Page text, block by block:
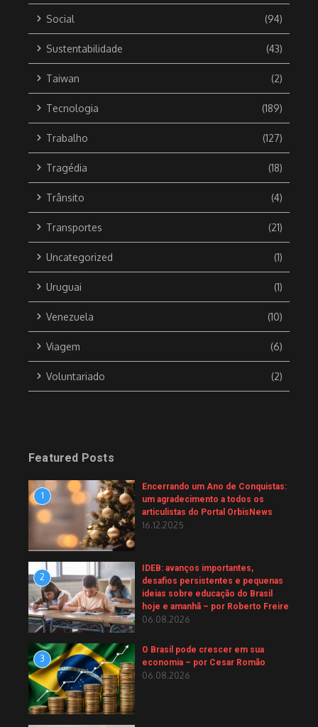
Social (94)
Sustentabilidade (43)
Taiwan (2)
Tecnologia (189)
Trabalho (127)
Tragédia (18)
Trânsito (4)
Transportes (21)
Uncategorized (1)
Uruguai (1)
Venezuela (10)
Viagem (6)
Voluntariado (2)
Featured Posts
1
Encerrando um Ano de Conquistas:
um agradecimento a todos os
articulistas do Portal OrbisNews
16.12.2025
2
IDEB: avanços importantes,
desafios persistentes e pequenas
ideias sobre educação do Brasil
hoje e amanhã – por Roberto Freire
06.08.2026
3
O Brasil pode crescer em sua
economia – por Cesar Romão
06.08.2026